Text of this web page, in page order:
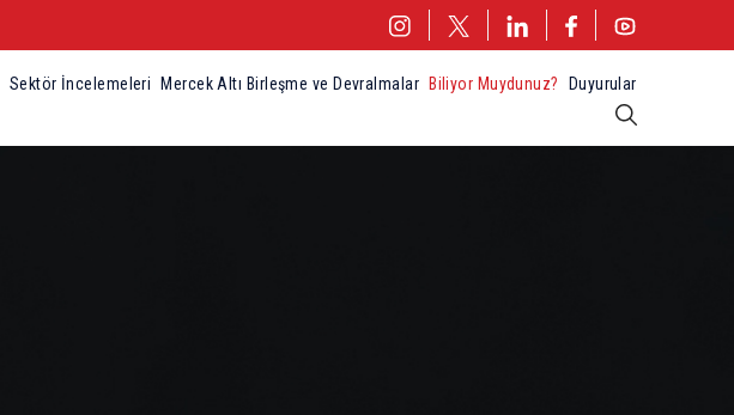
Sektör İncelemeleri Mercek Altı Birleşme ve Devralmalar Biliyor Muydunuz? Duyurular